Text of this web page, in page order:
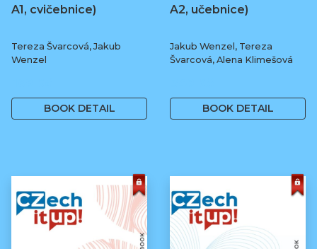
A1, cvičebnice)
Tereza Švarcová, Jakub
Wenzel
BOOK DETAIL
A2, učebnice)
Jakub Wenzel, Tereza
Švarcová, Alena Klimešová
BOOK DETAIL